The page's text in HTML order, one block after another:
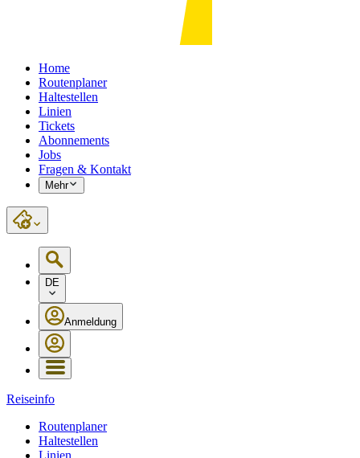
Home
Routenplaner
Haltestellen
Linien
Tickets
Abonnements
Jobs
Fragen & Kontakt
Mehr
DE
Anmeldung
Reiseinfo
Routenplaner
Haltestellen
Linien